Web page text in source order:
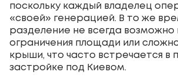
поскольку каждый владелец
«своей» генерацией. В то же
разделение не всегда возможно
ограничения площади или
крыши, что часто встречается в
застройке под Киевом.